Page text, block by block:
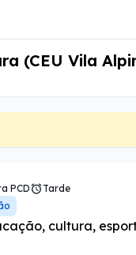
(CEU Vila
PCD
Tarde
cultura,